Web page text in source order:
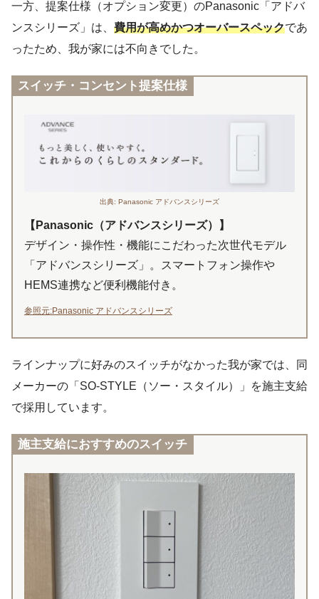
一方、提案仕様（オプション変更）のPanasonic「アドバ
ンスシリーズ」は、 費用が高めかつオーバースペックであ
ったため、我が家には不向きでした。
スイッチ・コンセント提案仕様
出典: Panasonic アドバンスシリーズ
【Panasonic（アドバンスシリーズ）】
デザイン・操作性・機能にこだわった次世代モデル
「アドバンスシリーズ」。スマートフォン操作や
HEMS連携など便利機能付き。
参照元:Panasonic アドバンスシリーズ
ラインナップに好みのスイッチがなかった我が家では、同
メーカーの「SO-STYLE（ソー・スタイル）」を施主支給
で採用しています。
施主支給におすすめのスイッチ